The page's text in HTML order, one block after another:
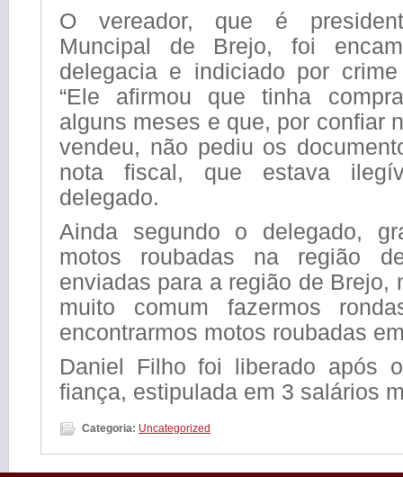
O vereador, que é
Muncipal de Brejo, foi
delegacia e indiciado por
“Ele afirmou que tinha
alguns meses e que, por confiar
vendeu, não pediu os
nota fiscal, que estava
delegado.
Ainda segundo o delegado,
motos roubadas na região
enviadas para a região de Brejo,
muito comum fazermos
encontrarmos motos roubadas
Daniel Filho foi liberado após
fiança, estipulada em 3 salários
Categoria: Uncategorized